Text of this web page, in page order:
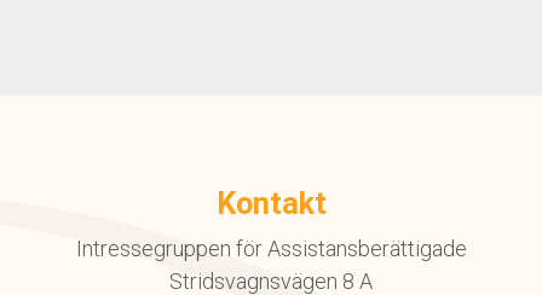
Kontakt
Intressegruppen för Assistansberättigade
Stridsvagnsvägen 8 A